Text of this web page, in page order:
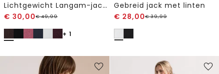
Lichtgewicht Langam-jack in linnenlook
€ 30,00€49,99
+ 1
Gebreid jack met linten
€ 28,00€39,99